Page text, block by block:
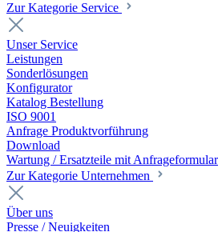
Zur Kategorie Service
Unser Service
Leistungen
Sonderlösungen
Konfigurator
Katalog Bestellung
ISO 9001
Anfrage Produktvorführung
Download
Wartung / Ersatzteile mit Anfrageformular
Zur Kategorie Unternehmen
Über uns
Presse / Neuigkeiten